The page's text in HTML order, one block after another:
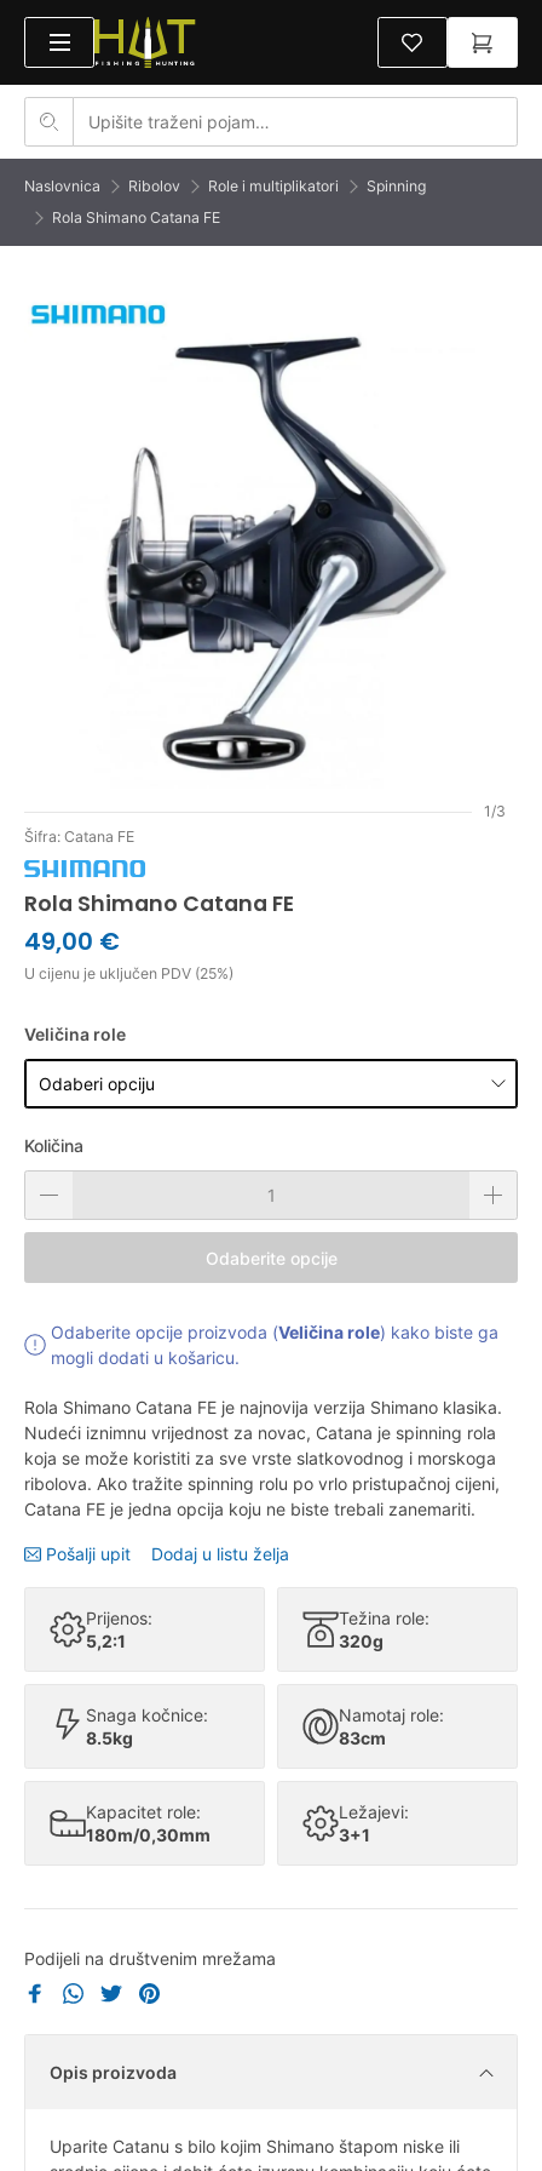
Naslovnica Ribolov Role i multiplikatori
Spinning
Rola Shimano Catana FE
1/3
Šifra: Catana FE
Rola Shimano Catana FE
49,00 €
U cijenu je uključen PDV (25%)
Veličina role
Količina
Odaberite opcije
Odaberite opcije proizvoda (Veličina role) kako biste ga
mogli dodati u košaricu.
Rola Shimano Catana FE je najnovija verzija Shimano klasika.
Nudeći iznimnu vrijednost za novac, Catana je spinning rola
koja se može koristiti za sve vrste slatkovodnog i morskoga
ribolova. Ako tražite spinning rolu po vrlo pristupačnoj cijeni,
Catana FE je jedna opcija koju ne biste trebali zanemariti.
Pošalji upit Dodaj u listu želja
Prijenos:
5,2:1
Težina role:
320g
Snaga kočnice:
8.5kg
Namotaj role:
83cm
Kapacitet role:
180m/0,30mm
Ležajevi:
3+1
Podijeli na društvenim mrežama
Opis proizvoda
Uparite Catanu s bilo kojim Shimano štapom niske ili